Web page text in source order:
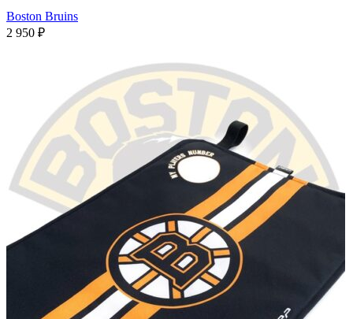
Boston Bruins
2 950 ₽